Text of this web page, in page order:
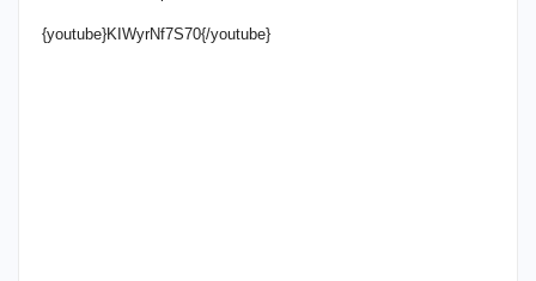
{youtube}KIWyrNf7S70{/youtube}